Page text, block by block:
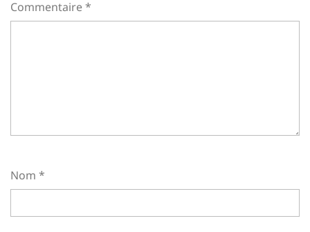
Commentaire*
Nom *